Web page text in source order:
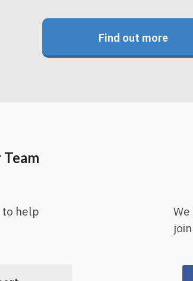
Find out more
to help